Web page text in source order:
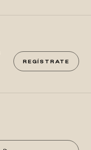
REGÍSTRATE